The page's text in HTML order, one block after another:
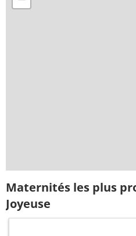
Maternités les plus
Joyeuse